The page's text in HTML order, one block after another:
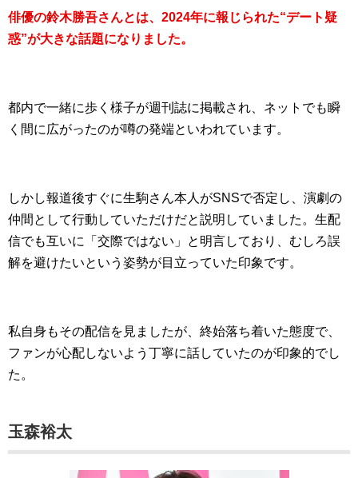
俳優の鈴木勝吾さんとは、2024年に報じられた“デート疑
惑”が大きな話題になりました。
都内で一緒に歩く様子が週刊誌に掲載され、ネットでも瞬
く間に広がったのが噂の発端といわれています。
しかし報道後すぐに生駒さん本人がSNSで否定し、演劇の
仲間として行動していただけだと説明していました。生配
信でも互いに「交際ではない」と明言しており、むしろ誤
解を避けたいという姿勢が目立っていた印象です。
私自身もその配信を見ましたが、終始落ち着いた態度で、
ファンが心配しないよう丁寧に話していたのが印象的でし
た。
玉森裕太